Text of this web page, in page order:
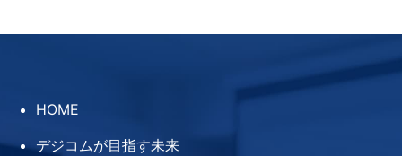
HOME
デジコムが目指す未来